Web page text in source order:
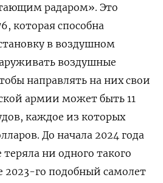
радаром». Это
которая способна
в воздушном
воздушные
направлять на них свои
армии может быть 11
каждое из которых
До начала 2024 года
ни одного такого
2023-го подобный самолет